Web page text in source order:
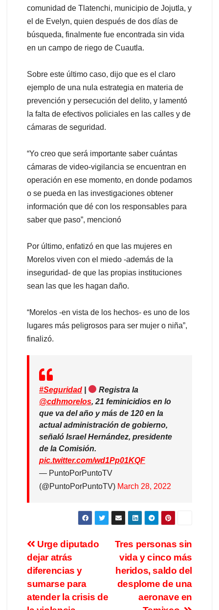
comunidad de Tlatenchi, municipio de Jojutla, y
el de Evelyn, quien después de dos días de
búsqueda, finalmente fue encontrada sin vida
en un campo de riego de Cuautla.
Sobre este último caso, dijo que es el claro
ejemplo de una nula estrategia en materia de
prevención y persecución del delito, y lamentó
la falta de efectivos policiales en las calles y de
cámaras de seguridad.
“Yo creo que será importante saber cuántas
cámaras de video-vigilancia se encuentran en
operación en ese momento, en donde podamos
o se pueda en las investigaciones obtener
información que dé con los responsables para
saber que paso”, mencionó
Por último, enfatizó en que las mujeres en
Morelos viven con el miedo -además de la
inseguridad- de que las propias instituciones
sean las que les hagan daño.
“Morelos -en vista de los hechos- es uno de los
lugares más peligrosos para ser mujer o niña”,
finalizó.
#Seguridad
Registra la
@cdhmorelos, 21 feminicidios en lo
que va del año y más de 120 en la
actual administración de gobierno,
señaló Israel Hernández, presidente
de la Comisión.
pic.twitter.com/wd1Pp01KQF
— PuntoPorPuntoTV
(@PuntoPorPuntoTV) March 28, 2022
Tres personas sin
vida y cinco más
heridos, saldo del
desplome de una
aeronave en
Urge diputado
dejar atrás
diferencias y
sumarse para
atender la crisis de